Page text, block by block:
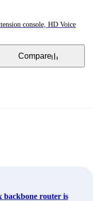
console, HD Voice
Compare
backbone router is